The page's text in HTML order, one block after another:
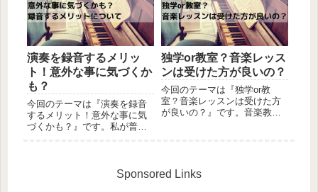
一定のルールは存在するもの
です。（フリージャズは例外
ですが）...
グラインから流れるようなソ
ロまで幅広い表現を可能とす
る奏...
演奏を録音するメリッ
ト！意外な事に気づくか
も？
今回のテーマは『演奏を録音
するメリット！意外な事に気
づくかも？』です。私が普段
る方にはとても有用かと思い
ますので、参考にして頂けれ
独学or教室？音楽レッス
ンは受けた方が良いの？
今回のテーマは『独学or教
室？音楽レッスンは受けた方
が良いの？』です。音楽教室
皆さんの「レッスンでのメリ
ットやデメリット」に対する
Sponsored Links